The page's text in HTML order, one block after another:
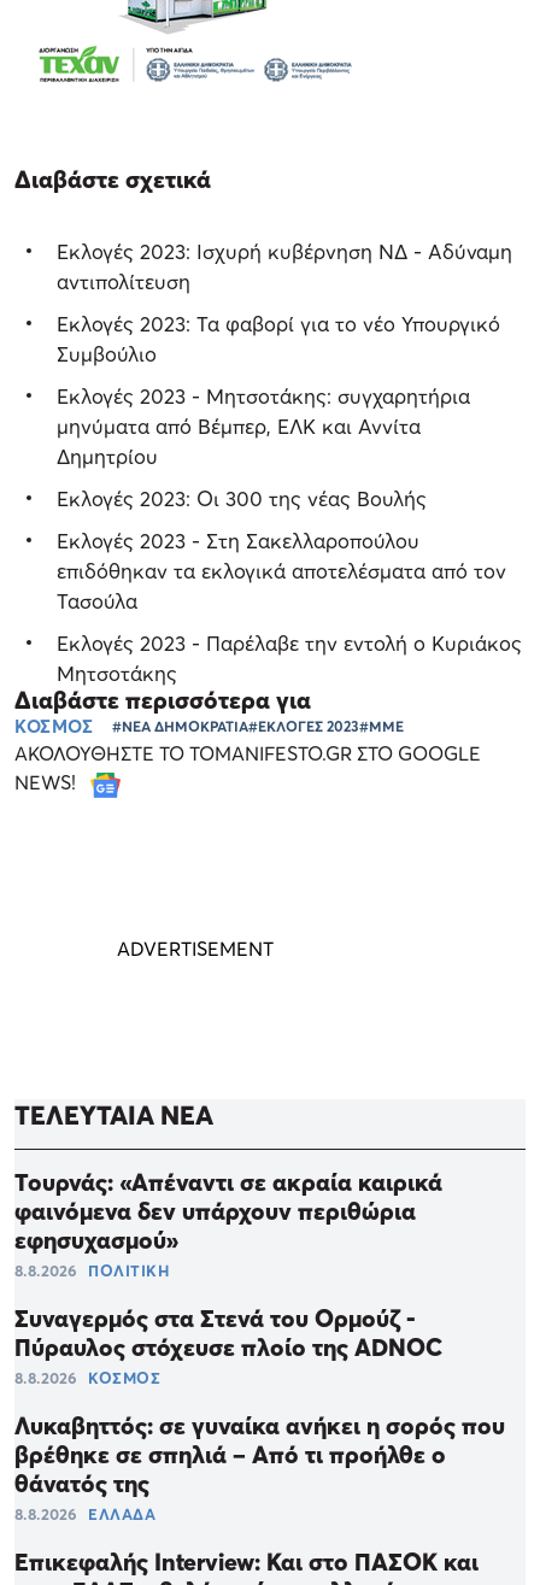
Διαβάστε σχετικά
Εκλογές 2023: Ισχυρή κυβέρνηση ΝΔ - Αδύναμη
αντιπολίτευση
Εκλογές 2023: Τα φαβορί για το νέο Υπουργικό
Συμβούλιο
Εκλογές 2023 - Μητσοτάκης: συγχαρητήρια
μηνύματα από Βέμπερ, ΕΛΚ και Αννίτα
Δημητρίου
Εκλογές 2023: Οι 300 της νέας Βουλής
Εκλογές 2023 - Στη Σακελλαροπούλου
επιδόθηκαν τα εκλογικά αποτελέσματα από τον
Τασούλα
Εκλογές 2023 - Παρέλαβε την εντολή ο Κυριάκος
Μητσοτάκης
Διαβάστε περισσότερα για
ΚΟΣΜΟΣ #ΝΕΑ ΔΗΜΟΚΡΑΤΙΑ#ΕΚΛΟΓΕΣ 2023#ΜΜΕ
ΑΚΟΛΟΥΘΗΣΤΕ ΤΟ TOMANIFESTO.GR ΣΤΟ GOOGLE
NEWS!
ΤΕΛΕΥΤΑΙΑ ΝΕΑ
Τουρνάς: «Απέναντι σε ακραία καιρικά
φαινόμενα δεν υπάρχουν περιθώρια
εφησυχασμού»
8.8.2026 ΠΟΛΙΤΙΚΗ
Συναγερμός στα Στενά του Ορμούζ -
Πύραυλος στόχευσε πλοίο της ADNOC
8.8.2026 ΚΟΣΜΟΣ
Λυκαβηττός: σε γυναίκα ανήκει η σορός που
βρέθηκε σε σπηλιά – Από τι προήλθε ο
θάνατός της
8.8.2026 ΕΛΛΑΔΑ
Επικεφαλής Interview: Και στο ΠΑΣΟΚ και